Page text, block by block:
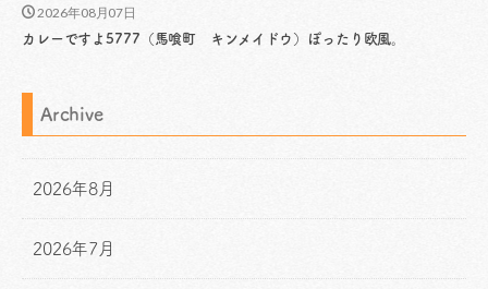
2026年08月07日
カレーですよ5777（馬喰町 キンメイドウ）ぽったり欧風。
Archive
2026年8月
2026年7月